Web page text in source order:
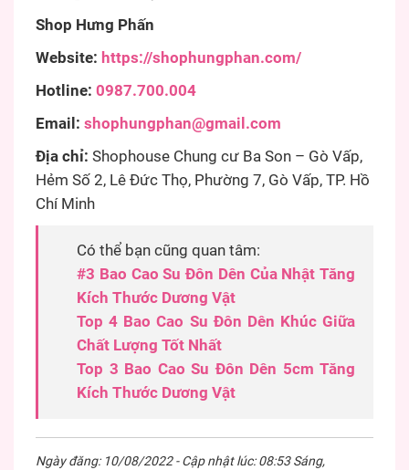
Shop Hưng Phấn
Website: https://shophungphan.com/
Hotline: 0987.700.004
Email: shophungphan@gmail.com
Địa chỉ: Shophouse Chung cư Ba Son – Gò Vấp,
Hẻm Số 2, Lê Đức Thọ, Phường 7, Gò Vấp, TP. Hồ
Chí Minh
Có thể bạn cũng quan tâm:
#3 Bao Cao Su Đôn Dên Của Nhật Tăng
Kích Thước Dương Vật
Top 4 Bao Cao Su Đôn Dên Khúc Giữa
Chất Lượng Tốt Nhất
Top 3 Bao Cao Su Đôn Dên 5cm Tăng
Kích Thước Dương Vật
Ngày đăng: 10/08/2022 - Cập nhật lúc: 08:53 Sáng,